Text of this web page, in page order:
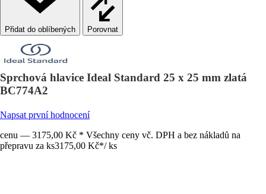
Porovnat
Sprchová hlavice Ideal Standard 25 x 25 mm zlatá
BC774A2
Napsat první hodnocení
cenu — 3175,00 Kč * Všechny ceny vč. DPH a bez nákladů na
přepravu za ks3175,00 Kč*/ ks